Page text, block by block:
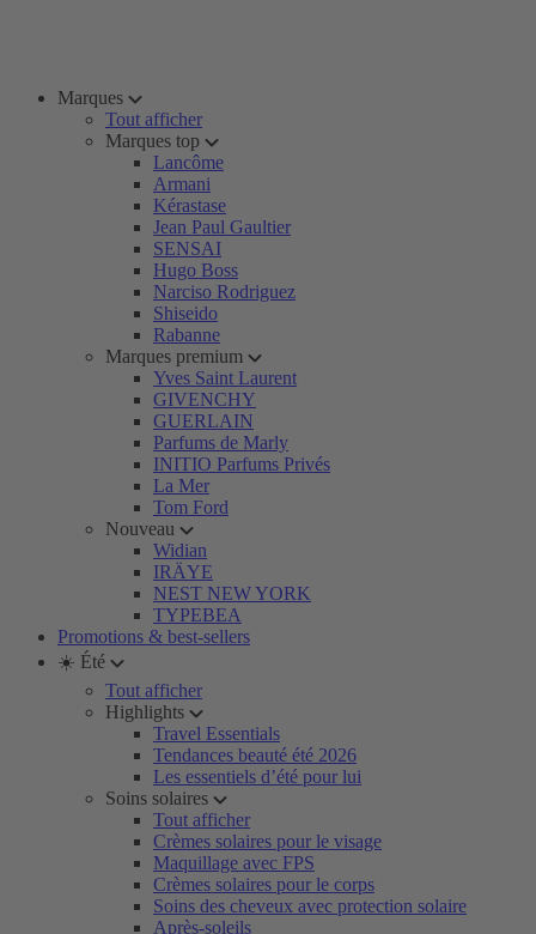
Marques
Tout afficher
Marques top
Lancôme
Armani
Kérastase
Jean Paul Gaultier
SENSAI
Hugo Boss
Narciso Rodriguez
Shiseido
Rabanne
Marques premium
Yves Saint Laurent
GIVENCHY
GUERLAIN
Parfums de Marly
INITIO Parfums Privés
La Mer
Tom Ford
Nouveau
Widian
IRÄYE
NEST NEW YORK
TYPEBEA
Promotions & best-sellers
☀️ Été
Tout afficher
Highlights
Travel Essentials
Tendances beauté été 2026
Les essentiels d’été pour lui
Soins solaires
Tout afficher
Crèmes solaires pour le visage
Maquillage avec FPS
Crèmes solaires pour le corps
Soins des cheveux avec protection solaire
Après-soleils